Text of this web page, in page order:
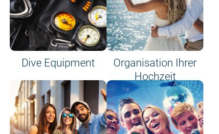
Dive Equipment
Organisation Ihrer
Hochzeit